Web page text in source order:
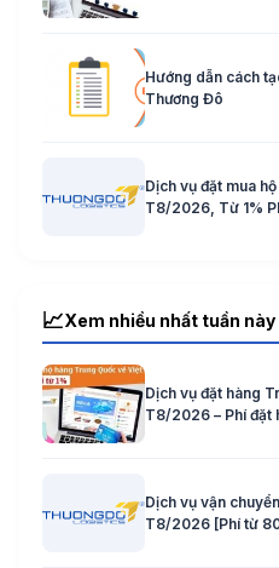
Hướng dẫn cách
Thương Đô
Dịch vụ đặt mua
T8/2026, Từ 1%
📈Xem nhiều nhất tuần này
Dịch vụ đặt hàng
T8/2026 – Phí đặt
Dịch vụ vận
T8/2026 [Phí từ